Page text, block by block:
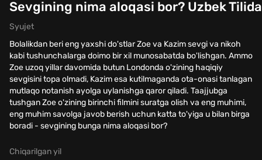
Sevgining nima aloqasi bor? Uzbek Tilida
Syujet
Bolalikdan beri eng yaxshi do'stlar Zoe va Kazim sevgi va nikoh
kabi tushunchalarga doimo bir xil munosabatda bo'lishgan. Ammo
Zoe uzoq yillar davomida butun Londonda o'zining haqiqiy
sevgisini topa olmadi, Kazim esa kutilmaganda ota-onasi tanlagan
mutlaqo notanish ayolga uylanishga qaror qiladi. Taajjubga
tushgan Zoe o'zining birinchi filmini suratga olish va eng muhimi,
eng muhim savolga javob berish uchun katta to'yiga u bilan birga
boradi - sevgining bunga nima aloqasi bor?
Chiqarilgan yil